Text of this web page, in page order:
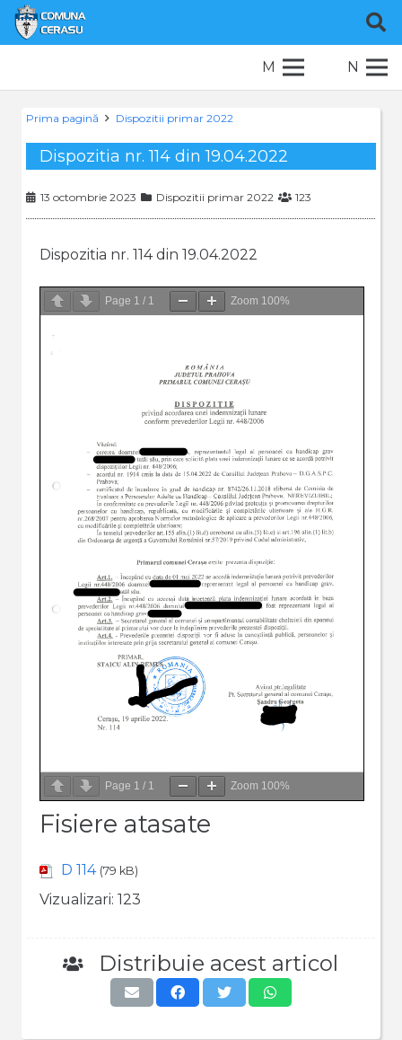
M N
Prima pagină Dispozitii primar 2022
Dispozitia nr. 114 din 19.04.2022
13 octombrie 2023 Dispozitii primar 2022 123
Dispozitia nr. 114 din 19.04.2022
Page 1 / 1 Zoom 100%
Page 1 / 1 Zoom 100%
Fisiere atasate
D 114 (79 kB)
Vizualizari: 123
Distribuie acest articol